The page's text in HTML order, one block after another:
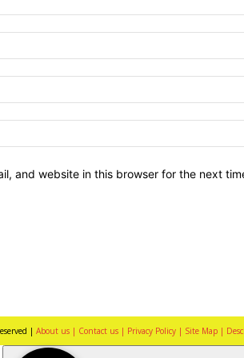
and website in this browser for the next
| About us | Contact us | Privacy Policy | Site Map |